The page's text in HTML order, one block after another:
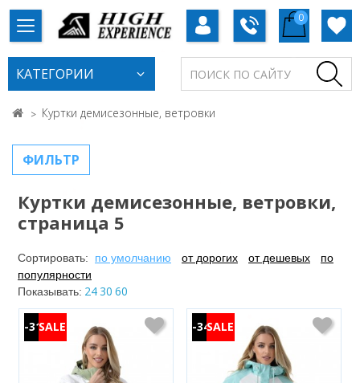
0
КАТЕГОРИИ
Куртки демисезонные, ветровки
ФИЛЬТР
Куртки демисезонные, ветровки,
страница 5
Сортировать: по умолчанию от дорогих от дешевых
по
популярности
Показывать: 2430 60
-31% -34%